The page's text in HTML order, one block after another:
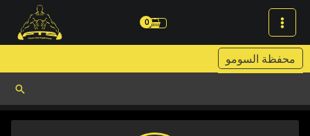
تخطي
المحتوى
محفظة السومو